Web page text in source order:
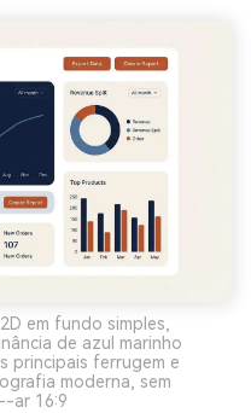
em fundo simples,
de azul marinho
principais ferrugem e
moderna, sem
ar 16:9